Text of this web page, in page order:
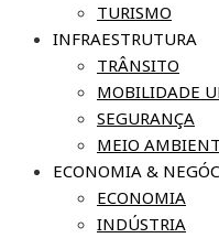
TURISMO
INFRAESTRUTURA
TRÂNSITO
MOBILIDADE
SEGURANÇA
MEIO
ECONOMIA &
ECONOMIA
INDÚSTRIA